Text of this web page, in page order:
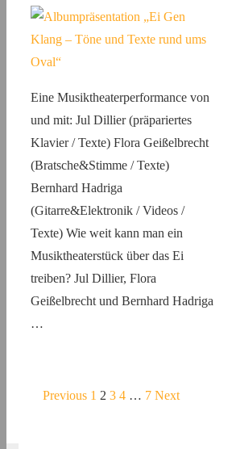
Eine Musiktheaterperformance von
und mit: Jul Dillier (präpariertes
Klavier / Texte) Flora Geißelbrecht
(Bratsche&Stimme / Texte)
Bernhard Hadriga
(Gitarre&Elektronik / Videos /
Texte) Wie weit kann man ein
Musiktheaterstück über das Ei
treiben? Jul Dillier, Flora
Geißelbrecht und Bernhard Hadriga
…
Beitragsnavigation
Previous 1 2 3 4 … 7 Next